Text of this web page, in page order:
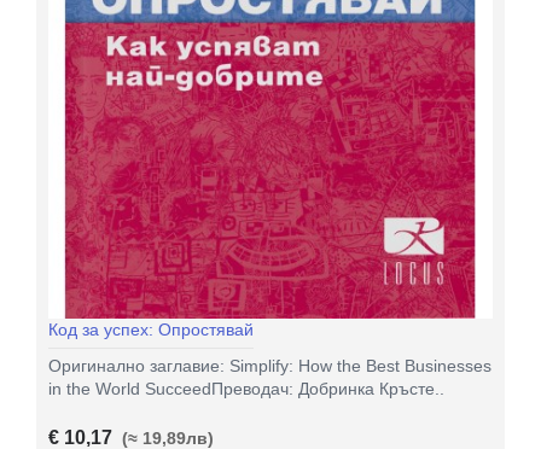
Код за успех: Опростявай
Оригинално заглавие: Simplify: How the Best Businesses
in the World SucceedПреводач: Добринка Кръсте..
€ 10,17 (≈ 19,89лв)